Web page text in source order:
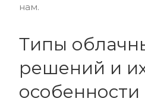
нам.
Типы
решений и
особенности